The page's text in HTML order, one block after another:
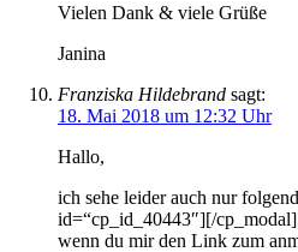
Vielen Dank & viele Grüße
Janina
Franziska Hildebrand sagt:
18. Mai 2018 um 12:32 Uhr
Hallo,
ich sehe leider auch nur
id=“cp_id_40443″][/
wenn du mir den Link zum